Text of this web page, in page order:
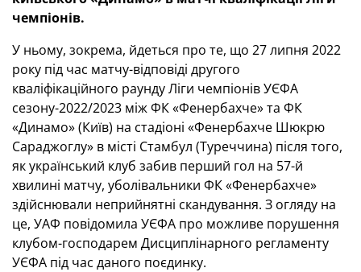
чемпіонів.
У ньому, зокрема, йдеться про те, що 27 липня 2022
року під час матчу-відповіді другого
кваліфікаційного раунду Ліги чемпіонів УЄФА
сезону-2022/2023 між ФК «Фенербахче» та ФК
«Динамо» (Київ) на стадіоні «Фенербахче Шюкрю
Сараджоглу» в місті Стамбул (Туреччина) після того,
як український клуб забив перший гол на 57-й
хвилині матчу, уболівальники ФК «Фенербахче»
здійснювали неприйнятні скандування. З огляду на
це, УАФ повідомила УЄФА про можливе порушення
клубом-господарем Дисциплінарного регламенту
УЄФА під час даного поєдинку.